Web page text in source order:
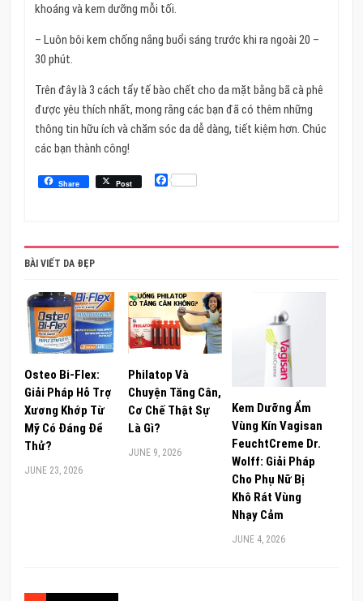
khoáng và kem dưỡng mỗi tối.
– Luôn bôi kem chống nắng buổi sáng trước khi ra ngoài 20 –
30 phút.
Trên đây là 3 cách tẩy tế bào chết cho da mặt bằng bã cà phê
được yêu thích nhất, mong rằng các bạn đã có thêm những
thông tin hữu ích và chăm sóc da dễ dàng, tiết kiệm hơn. Chúc
các bạn thành công!
Share Post Facebook
BÀI VIẾT DA ĐẸP
Osteo Bi-Flex:
Giải Pháp Hỗ Trợ
Xương Khớp Từ
Mỹ Có Đáng Để
Thử?
JUNE 23, 2026
Philatop Và
Chuyện Tăng Cân,
Cơ Chế Thật Sự
Là Gì?
JUNE 9, 2026
Kem Dưỡng Ẩm
Vùng Kín Vagisan
FeuchtCreme Dr.
Wolff: Giải Pháp
Cho Phụ Nữ Bị
Khô Rát Vùng
Nhạy Cảm
JUNE 4, 2026